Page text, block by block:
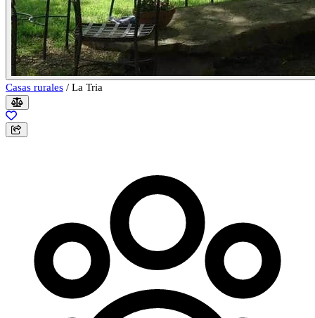
Casas rurales / La Tria